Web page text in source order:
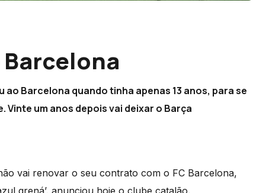
Barcelona quando tinha apenas 13 anos, para se
Vinte um anos depois vai deixar o Barça
vai renovar o seu contrato com o FC Barcelona,
grená’, anunciou hoje o clube catalão.